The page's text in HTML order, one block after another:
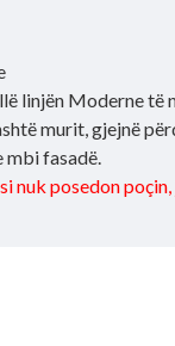
linjën Moderne të
murit, gjejnë
mbi fasadë.
nuk posedon